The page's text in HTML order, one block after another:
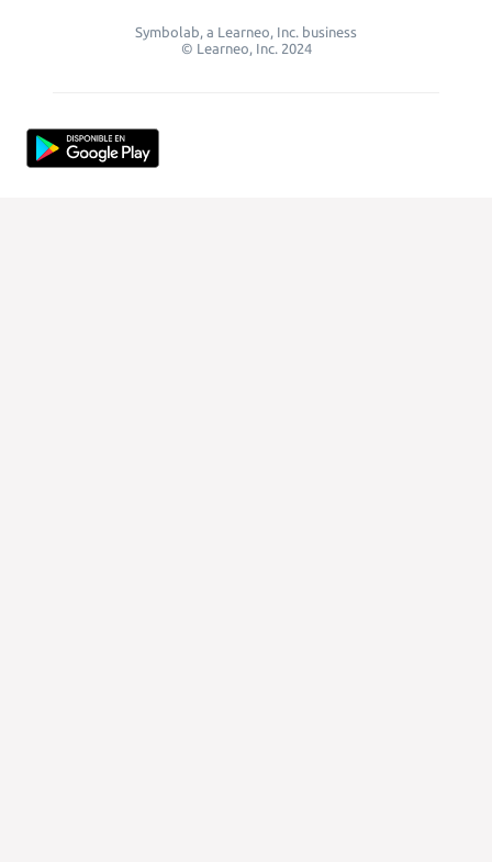
Symbolab, a Learneo, Inc. business
© Learneo, Inc. 2024